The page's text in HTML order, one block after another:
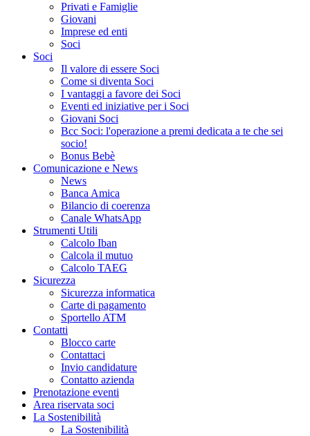
Privati e Famiglie
Giovani
Imprese ed enti
Soci
Soci
Il valore di essere Soci
Come si diventa Soci
I vantaggi a favore dei Soci
Eventi ed iniziative per i Soci
Giovani Soci
Bcc Soci: l'operazione a premi dedicata a te che sei
socio!
Bonus Bebè
Comunicazione e News
News
Banca Amica
Bilancio di coerenza
Canale WhatsApp
Strumenti Utili
Calcolo Iban
Calcola il mutuo
Calcolo TAEG
Sicurezza
Sicurezza informatica
Carte di pagamento
Sportello ATM
Contatti
Blocco carte
Contattaci
Invio candidature
Contatto azienda
Prenotazione eventi
Area riservata soci
La Sostenibilità
La Sostenibilità